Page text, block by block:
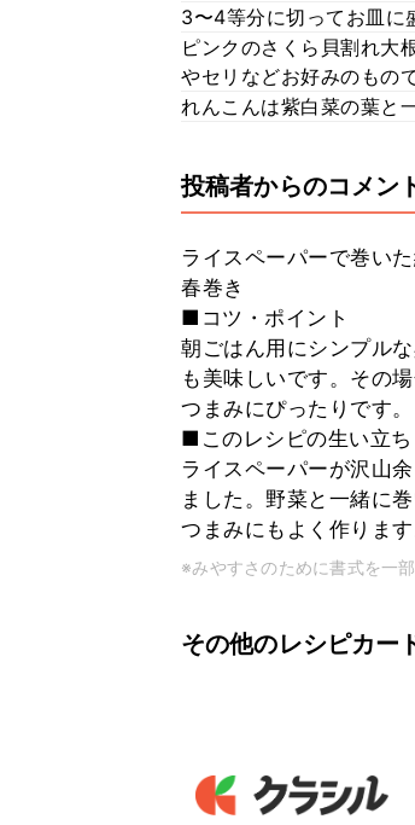
3〜4等分に切ってお皿に
ピンクのさくら貝割れ大
やセリなどお好みのもの
れんこんは紫白菜の葉と
投稿者からのコメン
ライスペーパーで巻い
春巻き
■コツ・ポイント
朝ごはん用にシンプル
も美味しいです。その
つまみにぴったりです。
■このレシピの生い立ち
ライスペーパーが沢山
ました。野菜と一緒に
つまみにもよく作ります
※みやすさのために書式を一
その他のレシピカー